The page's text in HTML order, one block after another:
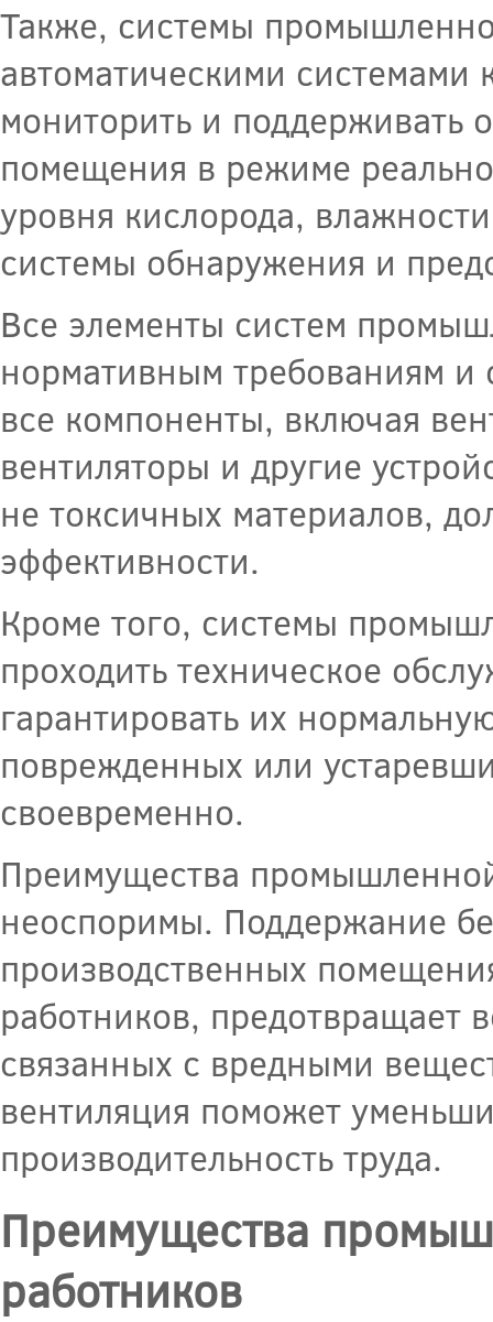
Также, системы
автоматическими системами
мониторить и поддерживать
помещения в режиме
уровня кислорода,
системы обнаружения и
Все элементы систем
нормативным требованиям и
все компоненты, включая
вентиляторы и другие
не токсичных материалов,
эффективности.
Кроме того, системы
проходить техническое
гарантировать их
поврежденных или
своевременно.
Преимущества
неоспоримы. Поддержание
производственных
работников, предотвращает
связанных с вредными
вентиляция поможет
производительность труда.
Преимущества
работников